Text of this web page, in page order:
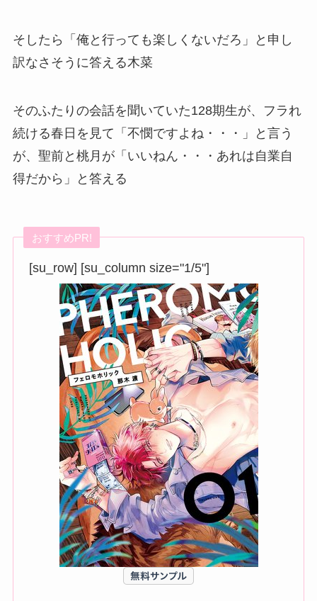
そしたら「俺と行っても楽しくないだろ」と申し
訳なさそうに答える木菜
そのふたりの会話を聞いていた128期生が、フラれ
続ける春日を見て「不憫ですよね・・・」と言う
が、聖前と桃月が「いいねん・・・あれは自業自
得だから」と答える
おすすめPR!
[su_row] [su_column size="1/5"]